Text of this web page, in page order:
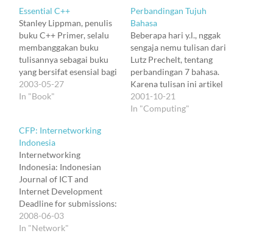
Essential C++
Stanley Lippman, penulis
buku C++ Primer, selalu
membanggakan buku
tulisannya sebagai buku
yang bersifat esensial bagi
siapa pun yang mau mulai
belajar C++. Memang
buku Bjarne Stroustrup
The C++ Programming
Language. Tapi Stroustrup
menulis untuk
programmer, bahkan bisa
kita bilang untuk
programmer C++, bukan…
2003-05-27
In "Book"
Perbandingan Tujuh
Bahasa
Beberapa hari y.l., nggak
sengaja nemu tulisan dari
Lutz Prechelt, tentang
perbandingan 7 bahasa.
Karena tulisan ini artikel
majalah, perbandingan
lebih banyak digambarkan
2001-10-21
In "Computing"
CFP: Internetworking
Indonesia
Internetworking
Indonesia: Indonesian
Journal of ICT and
Internet Development
Deadline for submissions:
30 October 2008
Notification of
2008-06-03
In "Network"